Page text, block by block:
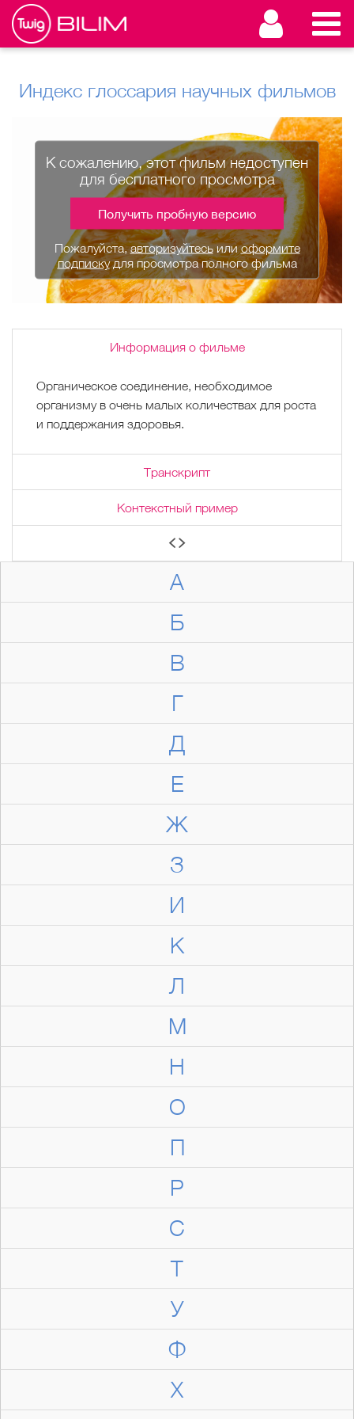
Индекс глоссария научных фильмов
А
Б
В
Г
Д
Е
Ж
З
И
К
Л
М
Н
О
П
Р
С
Т
У
Ф
Х
К сожалению, этот фильм недоступен
для бесплатного просмотра
Получить пробную версию
Пожалуйста,авторизуйтесьилиоформите
подпискудля просмотра полного фильма
Информация о фильме
Органическое соединение, необходимое
организму в очень малых количествах для роста
и поддержания здоровья.
Транскрипт
Контекстный пример